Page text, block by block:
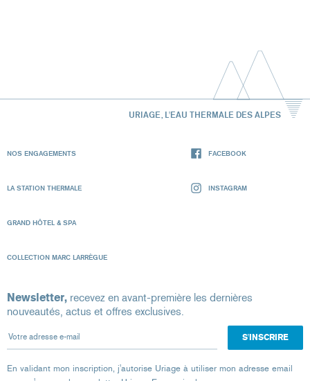
URIAGE, L'EAU THERMALE DES ALPES
NOS ENGAGEMENTS
LA STATION THERMALE
GRAND HÔTEL & SPA
COLLECTION MARC LARRÈGUE
FACEBOOK
INSTAGRAM
Newsletter, recevez en avant-première les dernières
nouveautés, actus et offres exclusives.
Votre adresse e-mail
En validant mon inscription, j'autorise Uriage à utiliser mon adresse email